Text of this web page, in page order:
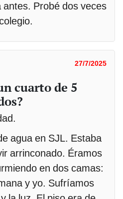
Probé dos veces
27/7/2025
cuarto de 5
agua en SJL. Estaba
arrinconado. Éramos
en dos camas:
y yo. Sufríamos